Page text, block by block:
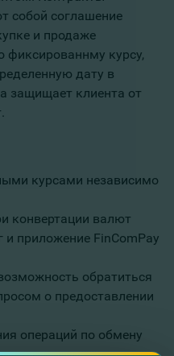
собой соглашение
и продаже
фиксированнму курсу,
дату в
защищает клиента от
курсами независимо
конвертации валют
и приложение FinComPay
обратиться
о предоставлении
операций по обмену